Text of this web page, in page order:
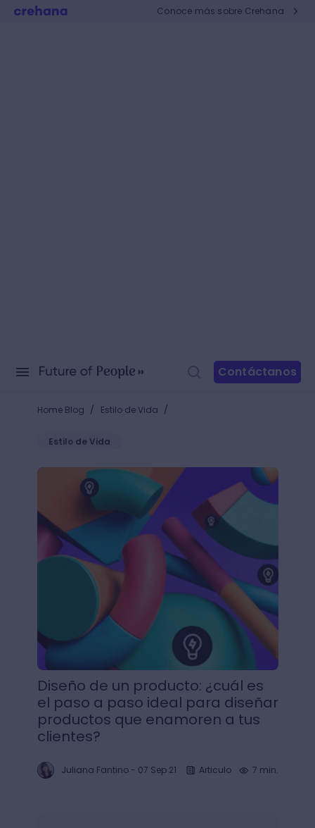
Conoce más sobre Crehana
Contáctanos
Home Blog / Estilo de Vida /
Estilo de Vida
Diseño de un producto: ¿cuál es el paso a paso
Diseño de un producto: ¿cuál es
el paso a paso ideal para diseñar
productos que enamoren a tus
clientes?
Juliana Fantino- 07 Sep 21 Articulo 7 min.